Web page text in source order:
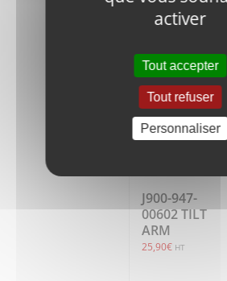
panier
J900-947-
00602 TILT
ARM
25,90€ HT
activer
Tout accepter
Tout refuser
Personnaliser